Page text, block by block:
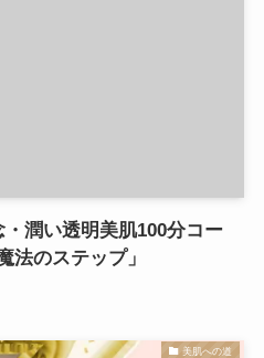
・潤い透明美肌100分コー
法のステップ」
美肌への道